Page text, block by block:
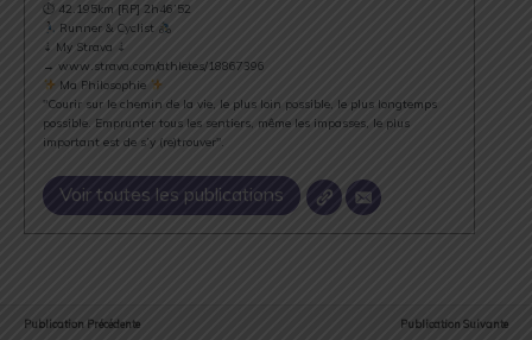
⏱ 42.195km [RP] 2h46’52
Runner & Cyclist
⇣ My Strava ⇣
→ www.strava.com/athletes/18867396
Ma Philosophie
"Courir sur le chemin de la vie, le plus loin possible, le plus longtemps
possible. Emprunter tous les sentiers, même les impasses, le plus
important est de s’y (re)trouver".
Voir toutes les publications
Publication Précédente
Publication Suivante